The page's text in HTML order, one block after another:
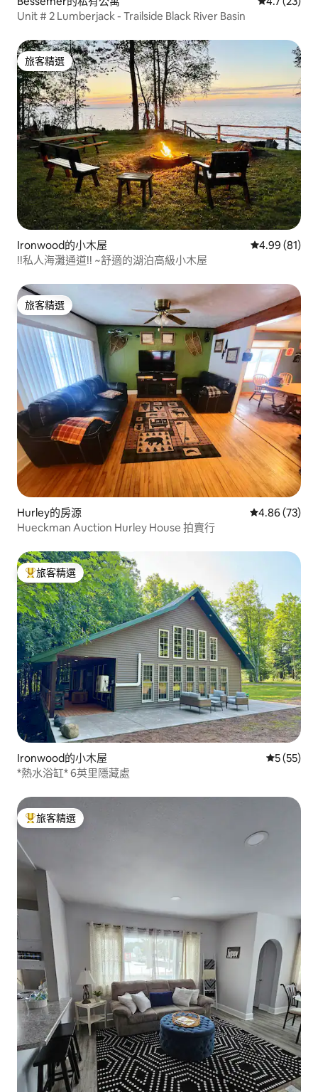
Unit # 2 Lumberjack - Trailside Black River Basin
旅客精選
旅客精選
Ironwood的小木屋 從 81 則評價
4.99 (81)
!!私人海灘通道!! ~舒適的湖泊高級小木屋
旅客精選
旅客精選
Hurley的房源 從 73 則評價
4.86 (73)
Hueckman Auction Hurley House 拍賣行
旅客精選榜首
旅客精選
Ironwood的小木屋 從 55 則評
5 (55)
*熱水浴缸* 6英里隱藏處
旅客精選榜首
旅客精選